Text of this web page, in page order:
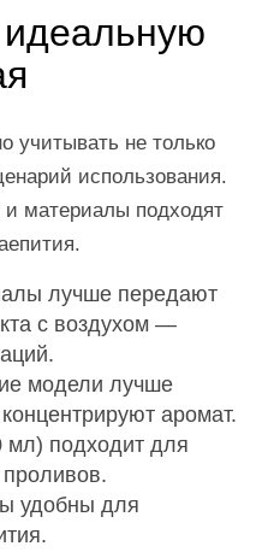
учитывать не только
использования.
материалы подходят
лучше передают
с воздухом —
модели лучше
аромат.
подходит для
удобны для